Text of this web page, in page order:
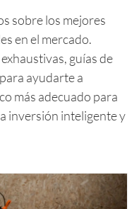
sobre los mejores
en el mercado.
guías de
ayudarte a
más adecuado para
inversión inteligente y